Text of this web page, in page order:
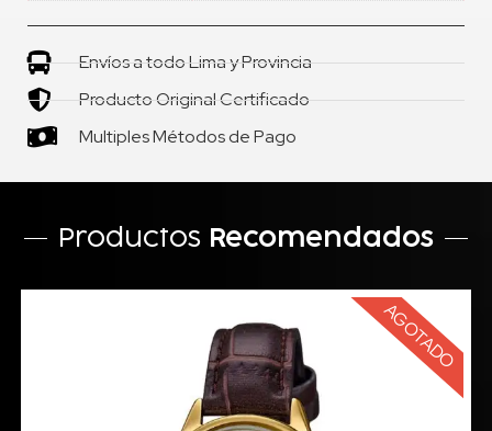
Envíos a todo Lima y Provincia
Producto Original Certificado
Multiples Métodos de Pago
Productos Recomendados
AGOTADO